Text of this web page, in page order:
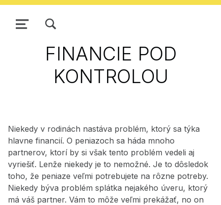
NAVIGÁCIA
FINANCIE POD
KONTROLOU
Niekedy v rodinách nastáva problém, ktorý sa týka
hlavne financií. O peniazoch sa háda mnoho
partnerov, ktorí by si však tento problém vedeli aj
vyriešiť. Lenže niekedy je to nemožné. Je to dôsledok
toho, že peniaze veľmi potrebujete na rôzne potreby.
Niekedy býva problém splátka nejakého úveru, ktorý
má váš partner. Vám to môže veľmi prekážať, no on